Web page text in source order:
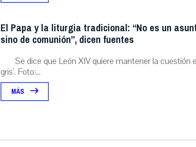
El Papa y la liturgia tradicional: “No es un
sino de comunión”, dicen fuentes
Se dice que León XIV quiere mantener la cuestión
gris’. Foto:...
MÁS